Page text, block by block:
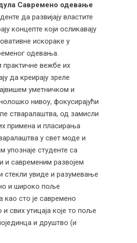
Савремено одевање
да развијају властите
концепте који осликавају
искораке у
одевања.
вежбе их
да креирају зреле
уметничком и
нивоу, фокусирајући
стваралаштва, од замисли
примена и пласирања
у свет моде и
упознаје студенте са
и савременим развојем
стекли увиде и разумевање
и широко поље
као сто је савремено
свих утицаја које то поље
и друштво (и